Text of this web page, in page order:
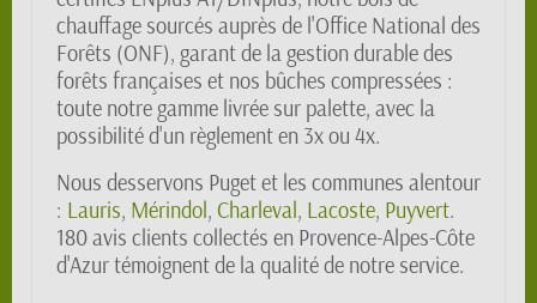
chauffage sourcés auprès de l'Office National des
Forêts (ONF), garant de la gestion durable des
forêts françaises et nos bûches compressées :
toute notre gamme livrée sur palette, avec la
possibilité d'un règlement en 3x ou 4x.
Nous desservons Puget et les communes alentour
: Lauris, Mérindol, Charleval, Lacoste, Puyvert.
180 avis clients collectés en Provence-Alpes-Côte
d'Azur témoignent de la qualité de notre service.